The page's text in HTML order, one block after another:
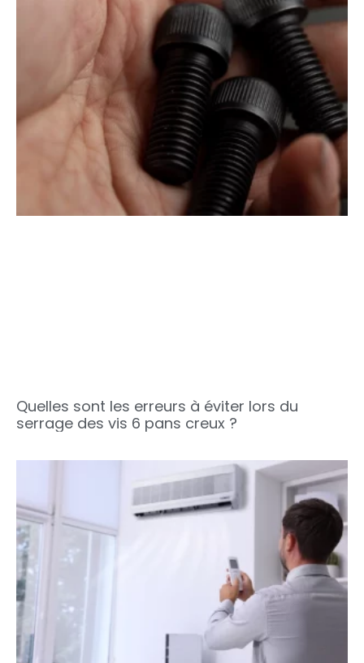
Quelles sont les erreurs à éviter lors du
serrage des vis 6 pans creux ?